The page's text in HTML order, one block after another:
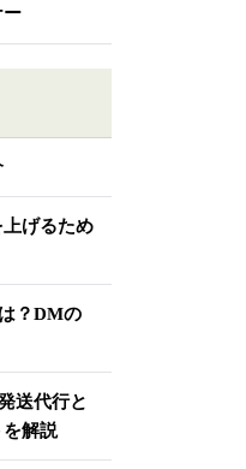
ー
げるため
？DMの
送代行と
解説